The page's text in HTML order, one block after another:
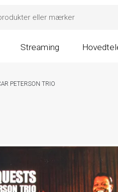
Streaming
PETERSON TRIO